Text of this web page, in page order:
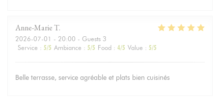
Anne-MarieT
2026-07-01 - 20:00 - Guests 3
Service : 5/5 Ambiance : 5/5 Food : 4/5 Value : 5/5
Belle terrasse, service agréable et plats bien cuisinés